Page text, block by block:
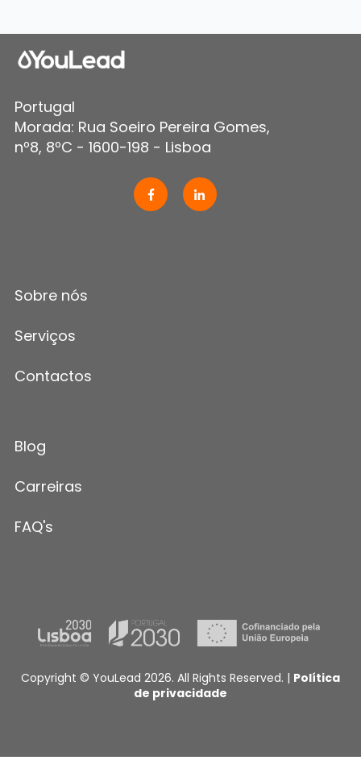
Portugal
Morada: Rua Soeiro Pereira Gomes,
nº8, 8ºC - 1600-198 - Lisboa
Sobre nós
Serviços
Contactos
Blog
Carreiras
FAQ's
Copyright © YouLead 2026. All Rights Reserved. | Política
de privacidade